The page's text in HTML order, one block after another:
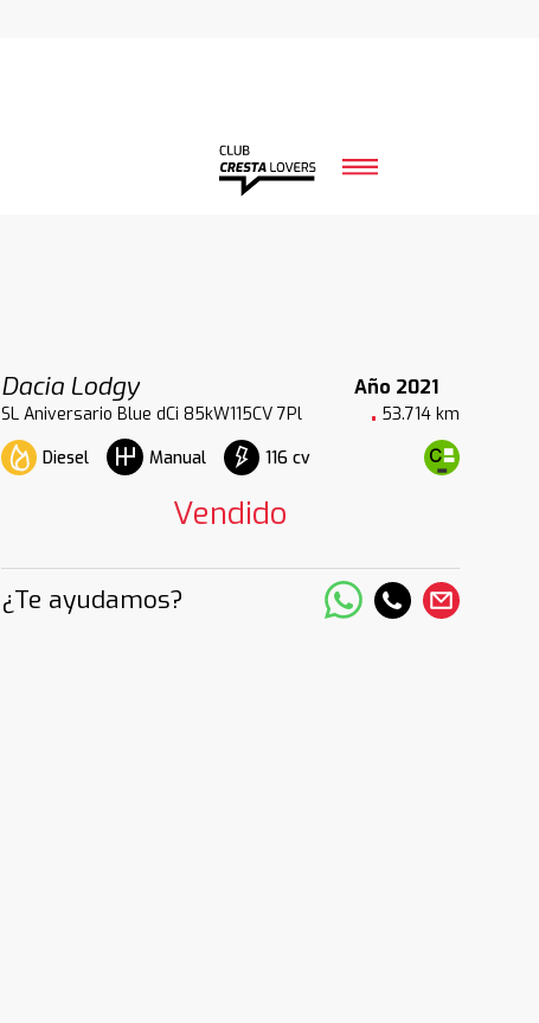
Dacia Lodgy
Año 2021
SL Aniversario Blue dCi 85kW115CV 7Pl
53.714 km
Diesel
Manual 116 cv
Vendido
¿Te ayudamos?